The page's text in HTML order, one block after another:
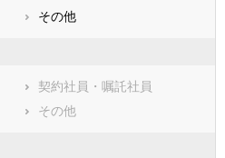
その他
契約社員・嘱託社員
その他